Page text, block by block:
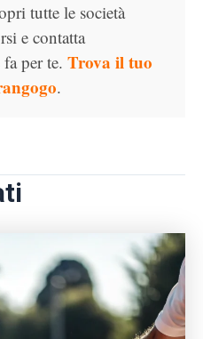
tutte le società
e contatta
per te. Trova il tuo
.